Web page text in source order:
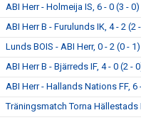
ABI Herr - Holmeija IS, 6 - 0 (3 - 0)
ABI Herr B - Furulunds IK, 4 - 2 (2
Lunds BOIS - ABI Herr, 0 - 2 (0 - 1)
ABI Herr B - Bjärreds IF, 4 - 0 (2 -
ABI Herr - Hallands Nations FF, 6
Träningsmatch Torna Hällestads